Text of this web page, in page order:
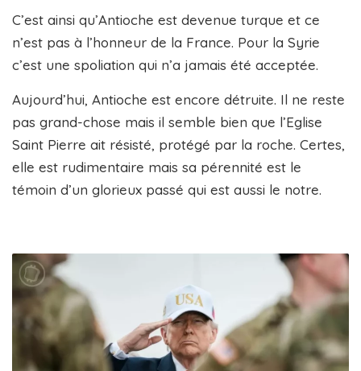
C’est ainsi qu’Antioche est devenue turque et ce
n’est pas à l’honneur de la France. Pour la Syrie
c’est une spoliation qui n’a jamais été acceptée.
Aujourd’hui, Antioche est encore détruite. Il ne reste
pas grand-chose mais il semble bien que l’Eglise
Saint Pierre ait résisté, protégé par la roche. Certes,
elle est rudimentaire mais sa pérennité est le
témoin d’un glorieux passé qui est aussi le notre.